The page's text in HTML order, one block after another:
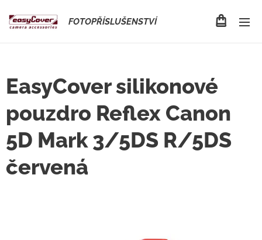
FOTOPŘÍSLUŠENSTVÍ
EasyCover silikonové
pouzdro Reflex Canon
5D Mark 3/5DS R/5DS
červená